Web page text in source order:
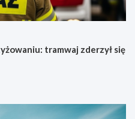
tramwaj zderzył się